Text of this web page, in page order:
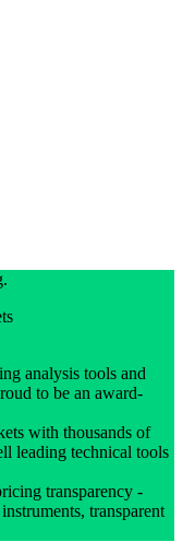
analysis tools and
to be an award-
with thousands of
leading technical tools
transparency -
transparent